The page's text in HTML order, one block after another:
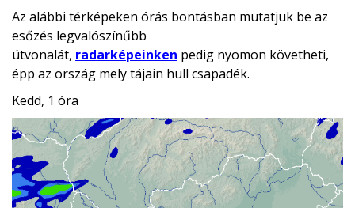
Az alábbi térképeken órás bontásban mutatjuk be az
esőzés legvalószínűbb
útvonalát, radarképeinken pedig nyomon követheti,
épp az ország mely tájain hull csapadék.
Kedd, 1 óra